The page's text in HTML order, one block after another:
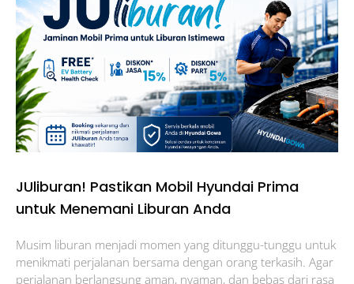
JUliburan! Pastikan Mobil Hyundai Prima
untuk Menemani Liburan Anda
Musim liburan menjadi momen yang ditunggu-tunggu untuk
menikmati perjalanan bersama dengan orang terkasih. Agar
perjalanan berlangsung aman, nyaman, dan bebas dari rasa